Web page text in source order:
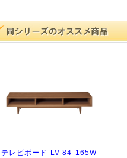
テレビボード LV-84-165W